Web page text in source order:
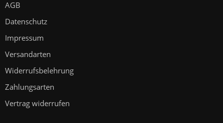
AGB
Datenschutz
Impressum
Versandarten
Widerrufsbelehrung
Zahlungsarten
Vertrag widerrufen